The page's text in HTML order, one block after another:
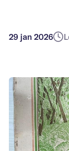
29 jan 2026